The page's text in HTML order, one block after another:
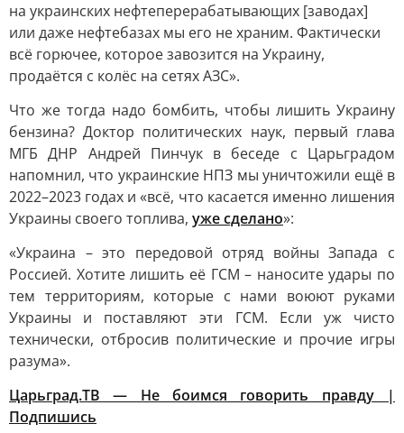
на украинских нефтеперерабатывающих [заводах]
или даже нефтебазах мы его не храним. Фактически
всё горючее, которое завозится на Украину,
продаётся с колёс на сетях АЗС».
Что же тогда надо бомбить, чтобы лишить Украину
бензина? Доктор политических наук, первый глава
МГБ ДНР Андрей Пинчук в беседе с Царьградом
напомнил, что украинские НПЗ мы уничтожили ещё в
2022–2023 годах и «всё, что касается именно лишения
Украины своего топлива, уже сделано»:
«Украина – это передовой отряд войны Запада с
Россией. Хотите лишить её ГСМ – наносите удары по
тем территориям, которые с нами воюют руками
Украины и поставляют эти ГСМ. Если уж чисто
технически, отбросив политические и прочие игры
разума».
Царьград.ТВ — Не боимся говорить правду |
Подпишись